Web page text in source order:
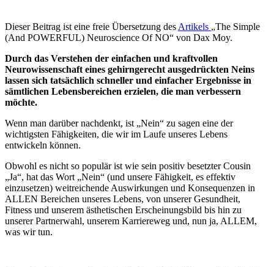
Dieser Beitrag ist eine freie Übersetzung des Artikels „The Simple
(And POWERFUL) Neuroscience Of NO“ von Dax Moy.
Durch das Verstehen der einfachen und kraftvollen
Neurowissenschaft eines gehirngerecht ausgedrückten Neins
lassen sich tatsächlich schneller und einfacher Ergebnisse in
sämtlichen Lebensbereichen erzielen, die man verbessern
möchte.
Wenn man darüber nachdenkt, ist „Nein“ zu sagen eine der
wichtigsten Fähigkeiten, die wir im Laufe unseres Lebens
entwickeln können.
Obwohl es nicht so populär ist wie sein positiv besetzter Cousin
„Ja“, hat das Wort „Nein“ (und unsere Fähigkeit, es effektiv
einzusetzen) weitreichende Auswirkungen und Konsequenzen in
ALLEN Bereichen unseres Lebens, von unserer Gesundheit,
Fitness und unserem ästhetischen Erscheinungsbild bis hin zu
unserer Partnerwahl, unserem Karriereweg und, nun ja, ALLEM,
was wir tun.